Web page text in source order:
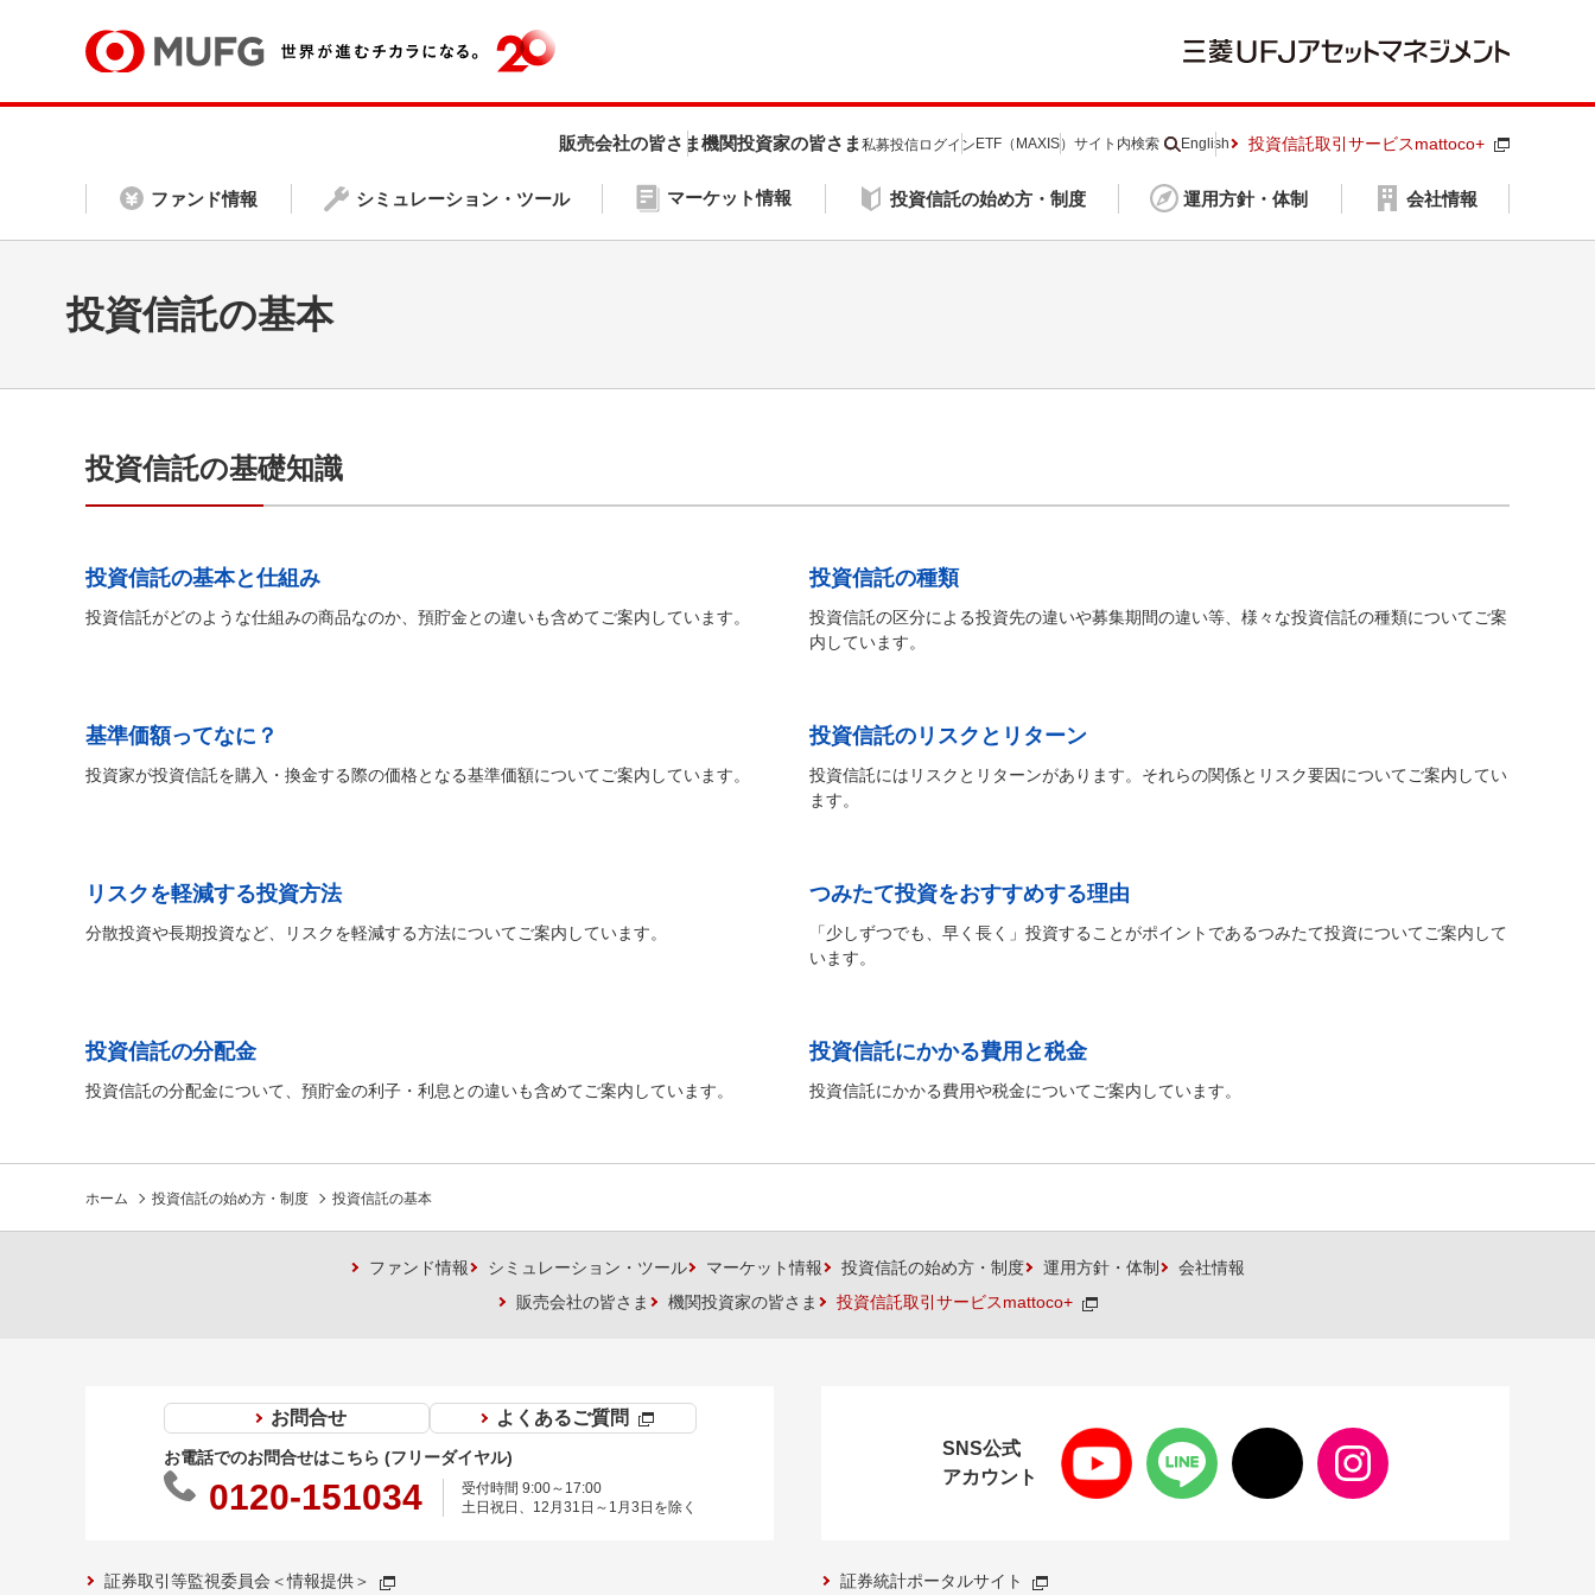
ファンド情報 シミュレーション・ツール マーケット情報 投資信託の始め方・制度 運用方針・体制 会社情報
販売会社の皆さま機関投資家の皆さま 私募投信ログイン ETF（MAXIS） サイト内検索 English 投資信託取引サービスmattoco+
投資信託の基本
投資信託の基礎知識
投資信託の基本と仕組み
投資信託がどのような仕組みの商品なのか、預貯金との違いも含めてご案内しています。
投資信託の種類
投資信託の区分による投資先の違いや募集期間の違い等、様々な投資信託の種類についてご案
内しています。
基準価額ってなに？
投資家が投資信託を購入・換金する際の価格となる基準価額についてご案内しています。
投資信託のリスクとリターン
投資信託にはリスクとリターンがあります。それらの関係とリスク要因についてご案内してい
ます。
リスクを軽減する投資方法
分散投資や長期投資など、リスクを軽減する方法についてご案内しています。
つみたて投資をおすすめする理由
「少しずつでも、早く長く」投資することがポイントであるつみたて投資についてご案内して
います。
投資信託の分配金
投資信託の分配金について、預貯金の利子・利息との違いも含めてご案内しています。
投資信託にかかる費用と税金
投資信託にかかる費用や税金についてご案内しています。
ホーム 投資信託の始め方・制度 投資信託の基本
ファンド情報 シミュレーション・ツール マーケット情報 投資信託の始め方・制度 運用方針・体制
会社情報
販売会社の皆さま
機関投資家の皆さま 投資信託取引サービスmattoco+
お問合せ よくあるご質問
お電話でのお問合せはこちら (フリーダイヤル)
0120-151034
受付時間 9:00～17:00
土日祝日、12月31日～1月3日を除く
SNS公式
アカウント
証券取引等監視委員会＜情報提供＞ 証券統計ポータルサイト